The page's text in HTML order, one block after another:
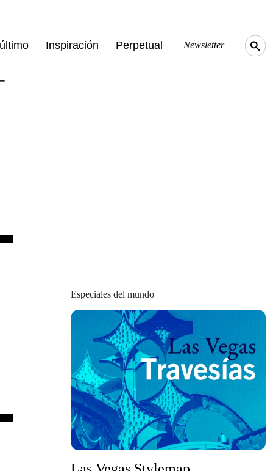
Inspiración Perpetual Newsletter
Especiales del mundo